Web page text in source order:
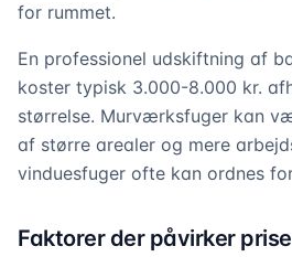
for rummet.
En professionel udskiftning af
koster typisk 3.000-8.000 kr.
størrelse. Murværksfuger kan
af større arealer og mere
vinduesfuger ofte kan ordnes
Faktorer der påvirker